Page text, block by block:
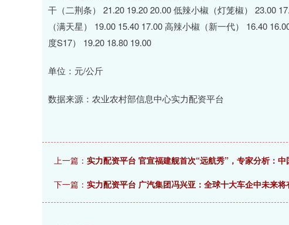
干（二荆条） 21.20 19.20 20.00 低辣小椒（灯笼椒） 23.00
（满天星） 19.00 15.40 17.00 高辣小椒（新一代） 16.40
度S17） 19.20 18.80 19.00
单位：元/公斤
数据来源：农业农村部信息中心实力配资平台
上一篇： 实力配资平台 官宣福建舰首次“远航秀”，专家分析：
下一篇： 实力配资平台 广汽集团冯兴亚：全球十大车企中未来